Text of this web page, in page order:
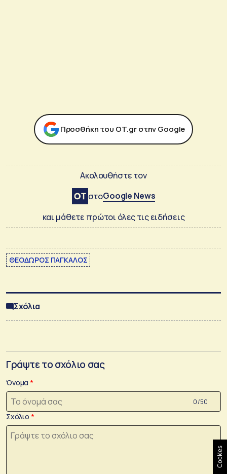
Προσθήκη του ΟΤ.gr στην Google
Ακολουθήστε τον
στοGoogle News
και μάθετε πρώτοι όλες τις ειδήσεις
ΘΕΟΔΩΡΟΣ ΠΑΓΚΑΛΟΣ
Σχόλια
Γράψτε το σχόλιο σας
Όνομα
0 /50
Σχόλιο
Cookies